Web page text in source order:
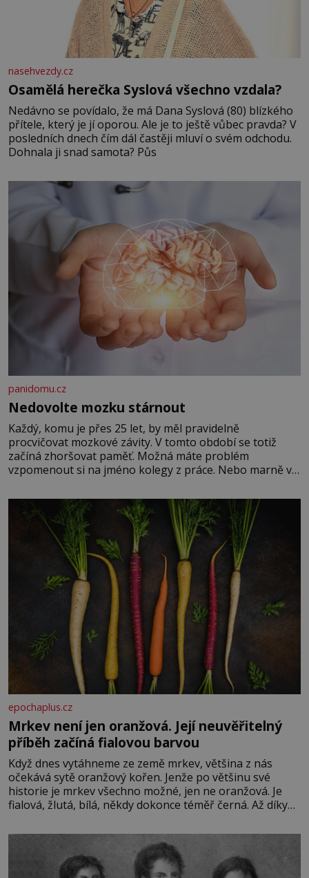
nasehvezdy.cz
Osamělá herečka Syslová všechno vzdala?
Nedávno se povídalo, že má Dana Syslová (80) blízkého
přítele, který je jí oporou. Ale je to ještě vůbec pravda? V
posledních dnech čím dál častěji mluví o svém odchodu.
Dohnala ji snad samota? Půs
panidomu.cz
Nedovolte mozku stárnout
Každý, komu je přes 25 let, by měl pravidelně
procvičovat mozkové závity. V tomto období se totiž
začíná zhoršovat paměť. Možná máte problém
vzpomenout si na jméno kolegy z práce. Nebo marně v
Je to opravdu tak, s věkem jako kdyby se paměť
rozhodla stávkovat. Cvičte
epochaplus.cz
Mrkev není jen oranžová. Její neuvěřitelný
příběh začíná fialovou barvou
Když dnes vytáhneme ze země mrkev, většina z nás
očekává sytě oranžový kořen. Jenže po většinu své
historie je mrkev všechno možné, jen ne oranžová. Je
fialová, žlutá, bílá, někdy dokonce téměř černá. Až díky
bez které si českou zahradu ani nedokážeme představit.